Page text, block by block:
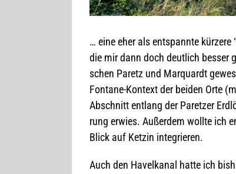
… eine eher als ent­spannte kür­zere
die mir dann doch deut­lich bes­ser
schen Paretz und Mar­quardt
Fon­tane-Kon­text der bei­den Orte
Abschnitt ent­lang der Paret­zer
rung erwies. Außer­dem wollte ich
Blick auf Ket­zin integrieren.
Auch den Havel­ka­nal hatte ich